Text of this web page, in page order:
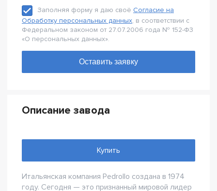
Заполняя форму я даю своё Согласие на
Обработку персональных данных, в соответствии с
Федеральном законом от 27.07.2006 года № 152-Ф3
«О персональных данных».
Описание завода
Купить
Итальянская компания Pedrollo создана в 1974
году. Сегодня — это признанный мировой лидер